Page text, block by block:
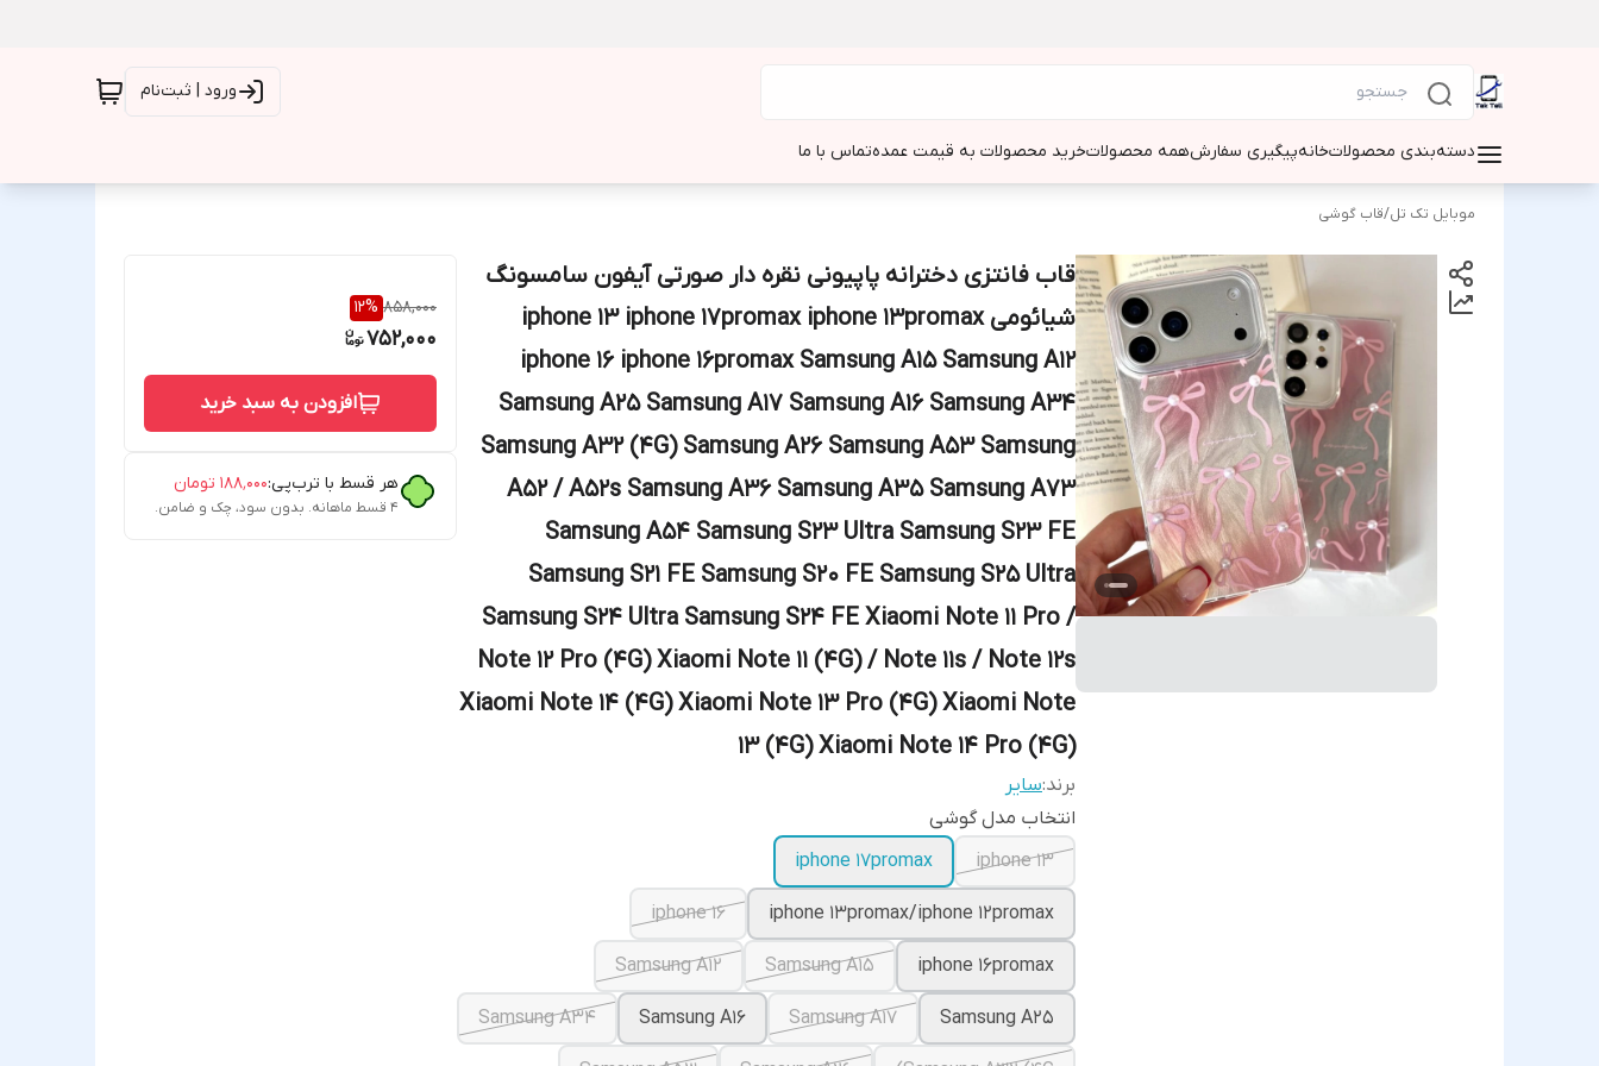
ورود | ثبت‌نام
دسته‌بندی محصولاتخانهپیگیری سفارشهمه محصولاتخرید محصولات به قیمت عمدهتماس با ما
موبایل تک تل/قاب گوشی
قاب فانتزی دخترانه پاپیونی نقره دار صورتی آیفون سامسونگ
شیائومی iphone 13 iphone 17promax iphone 13promax
iphone 16 iphone 16promax Samsung A15 Samsung A12
Samsung A25 Samsung A17 Samsung A16 Samsung A34
Samsung A32 (4G) Samsung A26 Samsung A53 Samsung
A52 / A52s Samsung A36 Samsung A35 Samsung A73
Samsung A54 Samsung S23 Ultra Samsung S23 FE
Samsung S21 FE Samsung S20 FE Samsung S25 Ultra
Samsung S24 Ultra Samsung S24 FE Xiaomi Note 11 Pro /
Note 12 Pro (4G) Xiaomi Note 11 (4G) / Note 11s / Note 12s
Xiaomi Note 14 (4G) Xiaomi Note 13 Pro (4G) Xiaomi Note
13 (4G) Xiaomi Note 14 Pro (4G)
برند:سایر
انتخاب مدل گوشی
iphone 13
iphone 17promax
iphone 13promax/iphone 12promax
iphone 16
iphone 16promax
Samsung A15
Samsung A12
Samsung A25
Samsung A17
Samsung A16
Samsung A34
858,000
12%
752,000
افزودن به سبد خرید
هر قسط با ترب‌پی:۱۸۸٬۰۰۰ تومان
۴ قسط ماهانه. بدون سود، چک و ضامن.